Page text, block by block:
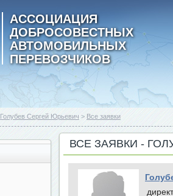
АССОЦИАЦИЯ
ДОБРОСОВЕСТНЫХ
АВТОМОБИЛЬНЫХ
ПЕРЕВОЗЧИКОВ
Голубев Сергей Юрьевич > Все заявки
ВСЕ ЗАЯВКИ -